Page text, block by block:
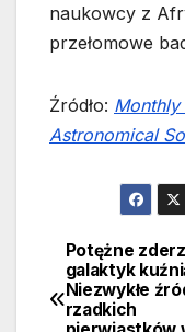
naukowcy z
przełomowe
Źródło:
Astronomical
wpisu
Potężne
galaktyk
Niezwykłe
rzadkich